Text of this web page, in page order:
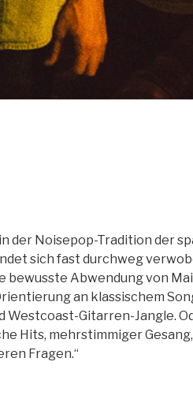
der Noisepop-Tradition der
sich fast durchweg
Abwendung von
an klassischem
Gitarren-Jangle.
Hits, mehrstimmiger
Fragen.“